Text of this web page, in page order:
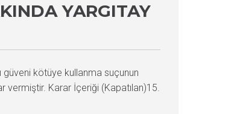
YARGITAY
güveni kötüye kullanma suçunun
vermiştir. Karar İçeriği (Kapatılan)15.